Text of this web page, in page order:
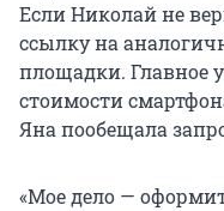
Если Николай не
ссылку на
площадки. Главное
стоимости
Яна пообещала
«Мое дело —